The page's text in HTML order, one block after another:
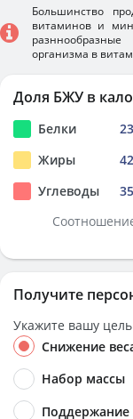
Большинство
витаминов и
организма в
Доля БЖУ в
Белки 23
Жиры
42
Углеводы
35
Получите
Укажите вашу цель
Снижение
Набор массы
Поддержание